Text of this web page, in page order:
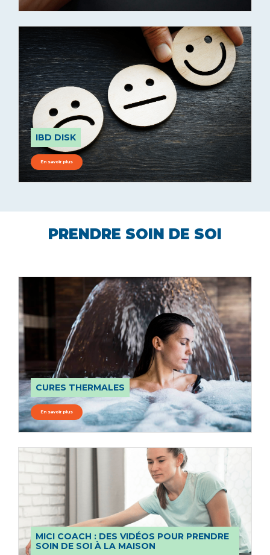
IBD DISK
En savoir plus
PRENDRE SOIN DE SOI
CURES THERMALES
En savoir plus
MICI COACH : DES VIDÉOS POUR PRENDRE
SOIN DE SOI À LA MAISON